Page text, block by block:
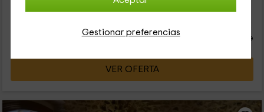
Gestionar preferencias
Contacto directo
persona y noche
VER OFERTA